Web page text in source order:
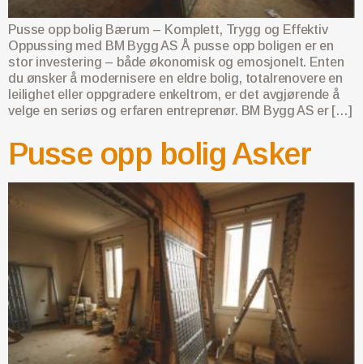
Pusse opp bolig Bærum – Komplett, Trygg og Effektiv
Oppussing med BM Bygg AS Å pusse opp boligen er en
stor investering – både økonomisk og emosjonelt. Enten
du ønsker å modernisere en eldre bolig, totalrenovere en
leilighet eller oppgradere enkeltrom, er det avgjørende å
velge en seriøs og erfaren entreprenør. BM Bygg AS er […]
Pusse opp bolig Asker